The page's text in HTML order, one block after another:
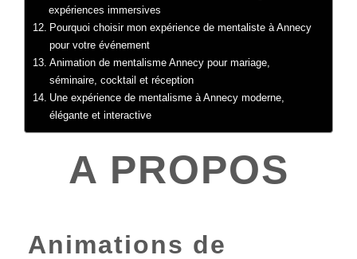
expériences immersives
Pourquoi choisir mon expérience de mentaliste à Annecy
pour votre événement
Animation de mentalisme Annecy pour mariage,
séminaire, cocktail et réception
Une expérience de mentalisme à Annecy moderne,
élégante et interactive
A PROPOS
Animations de